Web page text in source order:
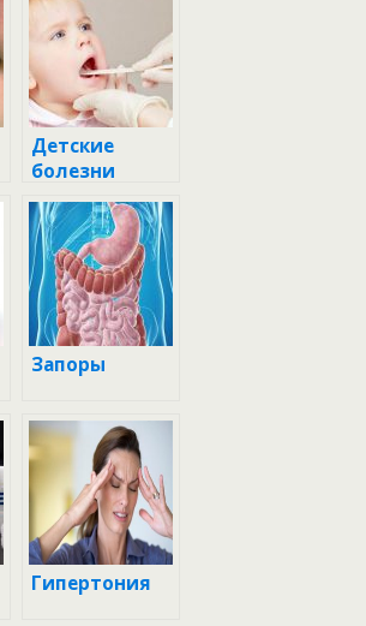
Детские
болезни
Запоры
Гипертония